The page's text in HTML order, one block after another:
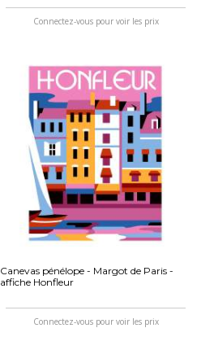
Connectez-vous pour voir les prix
Canevas pénélope - Margot de Paris -
affiche Honfleur
Connectez-vous pour voir les prix